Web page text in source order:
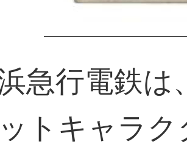
急行電鉄は
トキャラ